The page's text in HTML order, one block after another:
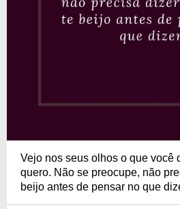
Vejo nos seus olhos o que você
quero. Não se preocupe, não
beijo antes de pensar no que